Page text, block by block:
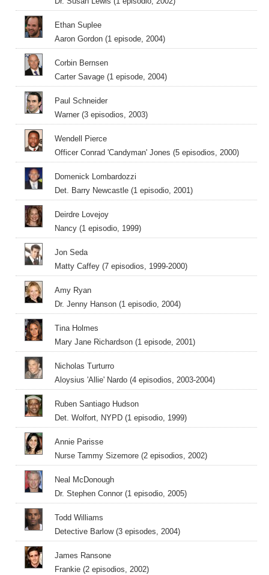
Ethan Suplee
Aaron Gordon (1 episode, 2004)
Corbin Bernsen
Carter Savage (1 episode, 2004)
Paul Schneider
Warner (3 episodios, 2003)
Wendell Pierce
Officer Conrad 'Candyman' Jones (5 episodios, 2000)
Domenick Lombardozzi
Det. Barry Newcastle (1 episodio, 2001)
Deirdre Lovejoy
Nancy (1 episodio, 1999)
Jon Seda
Matty Caffey (7 episodios, 1999-2000)
Amy Ryan
Dr. Jenny Hanson (1 episodio, 2004)
Tina Holmes
Mary Jane Richardson (1 episode, 2001)
Nicholas Turturro
Aloysius 'Allie' Nardo (4 episodios, 2003-2004)
Ruben Santiago Hudson
Det. Wolfort, NYPD (1 episodio, 1999)
Annie Parisse
Nurse Tammy Sizemore (2 episodios, 2002)
Neal McDonough
Dr. Stephen Connor (1 episodio, 2005)
Todd Williams
Detective Barlow (3 episodes, 2004)
James Ransone
Frankie (2 episodios, 2002)